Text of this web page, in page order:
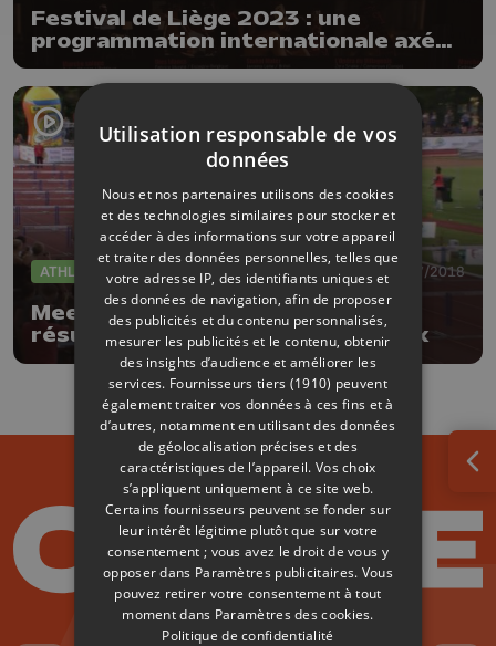
Festival de Liège 2023 : une
programmation internationale axée
sur l'humain
ATHLÉTISME 19/07/2018
Meeting d'athlétisme : bons
résultats pour les athlètes locaux
Utilisation responsable de vos
données
Nous et nos partenaires utilisons des cookies
et des technologies similaires pour stocker et
accéder à des informations sur votre appareil
et traiter des données personnelles, telles que
votre adresse IP, des identifiants uniques et
des données de navigation, afin de proposer
des publicités et du contenu personnalisés,
mesurer les publicités et le contenu, obtenir
des insights d’audience et améliorer les
services. Fournisseurs tiers (1910) peuvent
également traiter vos données à ces fins et à
d’autres, notamment en utilisant des données
de géolocalisation précises et des
caractéristiques de l’appareil. Vos choix
s’appliquent uniquement à ce site web.
Certains fournisseurs peuvent se fonder sur
leur intérêt légitime plutôt que sur votre
consentement ; vous avez le droit de vous y
opposer dans Paramètres publicitaires. Vous
pouvez retirer votre consentement à tout
moment dans Paramètres des cookies.
Politique de confidentialité